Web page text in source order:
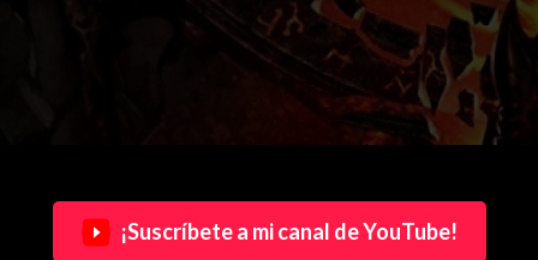
¡Suscríbete a mi canal de YouTube!